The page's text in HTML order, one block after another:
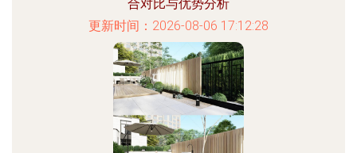
合对比与优势分析
更新时间：2026-08-06 17:12:28